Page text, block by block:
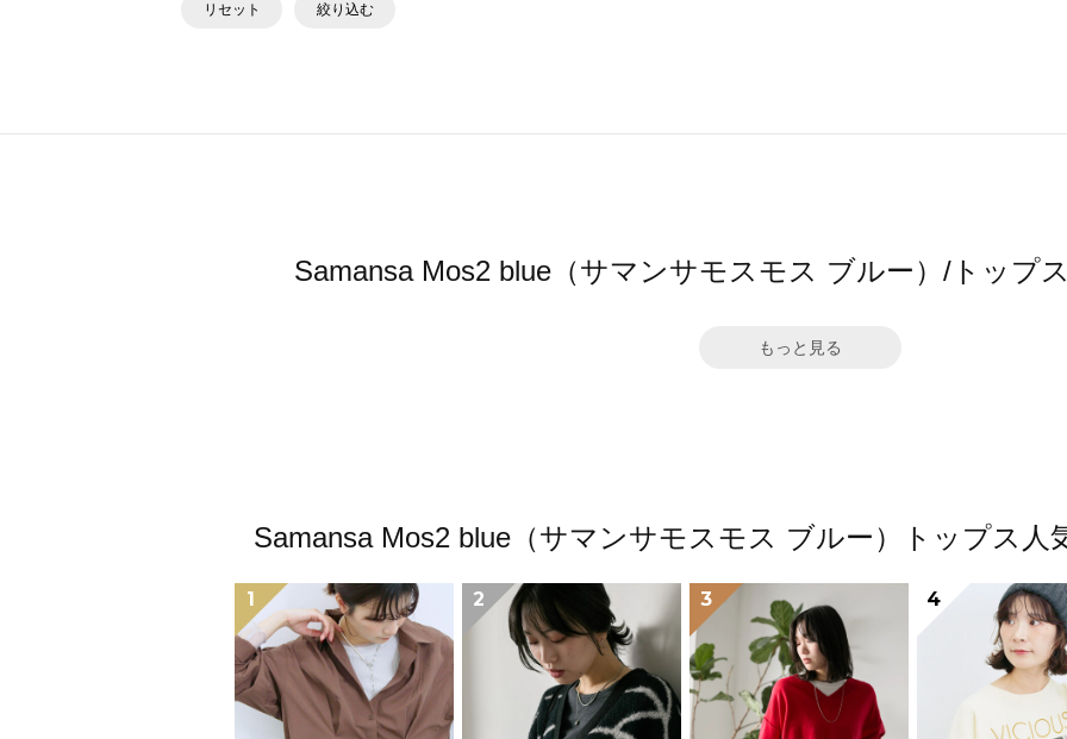
リセット 絞り込む
Samansa Mos2 blue（サマンサモスモス ブルー）/トップ
もっと見る
Samansa Mos2 blue（サマンサモスモス ブルー）トップス
1 2 3 4